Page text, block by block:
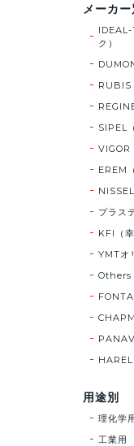
メーカー
IDEAL-
ク）
RUBIS
SIPEL
VIGOR
EREM
プラス
KFI（
YMTオ
Others
用途別
理化学
工業用